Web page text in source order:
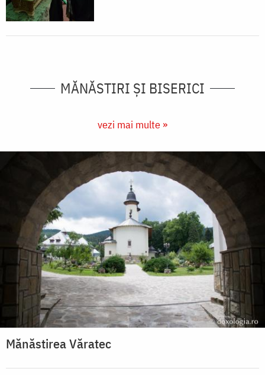
MĂNĂSTIRI ȘI BISERICI
vezi mai multe »
Mănăstirea Văratec